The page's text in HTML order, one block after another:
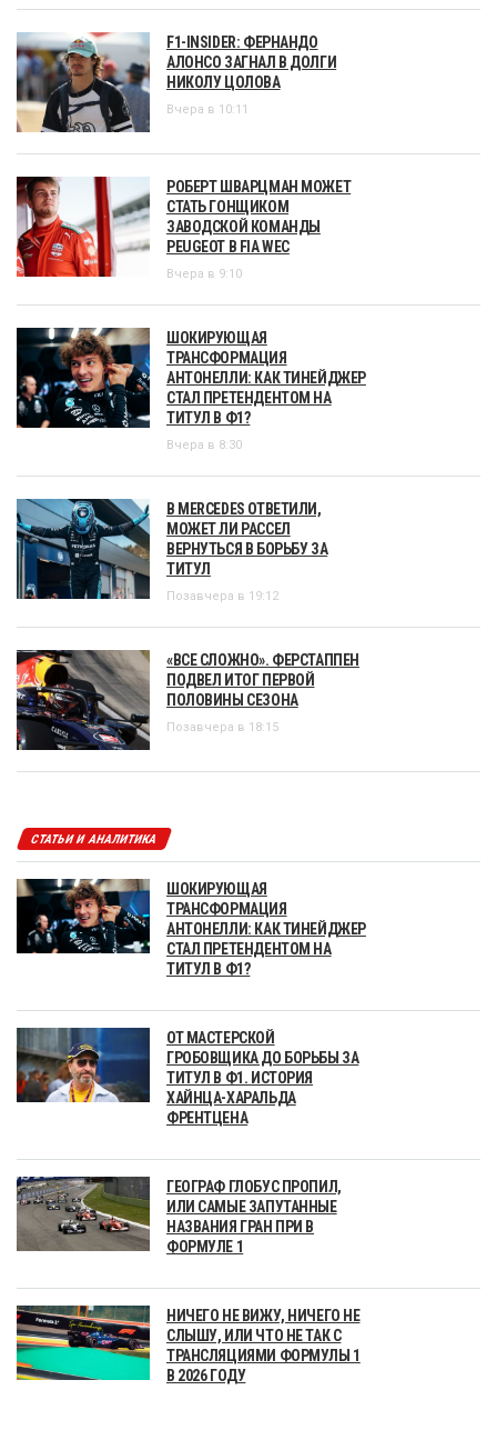
F1-INSIDER: ФЕРНАНДО
АЛОНСО ЗАГНАЛ В ДОЛГИ
НИКОЛУ ЦОЛОВА
Вчера в 10:11
РОБЕРТ ШВАРЦМАН МОЖЕТ
СТАТЬ ГОНЩИКОМ
ЗАВОДСКОЙ КОМАНДЫ
PEUGEOT В FIA WEC
Вчера в 9:10
ШОКИРУЮЩАЯ
ТРАНСФОРМАЦИЯ
АНТОНЕЛЛИ: КАК ТИНЕЙДЖЕР
СТАЛ ПРЕТЕНДЕНТОМ НА
ТИТУЛ В Ф1?
Вчера в 8:30
В MERCEDES ОТВЕТИЛИ,
МОЖЕТ ЛИ РАССЕЛ
ВЕРНУТЬСЯ В БОРЬБУ ЗА
ТИТУЛ
Позавчера в 19:12
«ВСЕ СЛОЖНО». ФЕРСТАППЕН
ПОДВЕЛ ИТОГ ПЕРВОЙ
ПОЛОВИНЫ СЕЗОНА
Позавчера в 18:15
СТАТЬИ И АНАЛИТИКА
ШОКИРУЮЩАЯ
ТРАНСФОРМАЦИЯ
АНТОНЕЛЛИ: КАК ТИНЕЙДЖЕР
СТАЛ ПРЕТЕНДЕНТОМ НА
ТИТУЛ В Ф1?
ОТ МАСТЕРСКОЙ
ГРОБОВЩИКА ДО БОРЬБЫ ЗА
ТИТУЛ В Ф1. ИСТОРИЯ
ХАЙНЦА-ХАРАЛЬДА
ФРЕНТЦЕНА
ГЕОГРАФ ГЛОБУС ПРОПИЛ,
ИЛИ САМЫЕ ЗАПУТАННЫЕ
НАЗВАНИЯ ГРАН ПРИ В
ФОРМУЛЕ 1
НИЧЕГО НЕ ВИЖУ, НИЧЕГО НЕ
СЛЫШУ, ИЛИ ЧТО НЕ ТАК С
ТРАНСЛЯЦИЯМИ ФОРМУЛЫ 1
В 2026 ГОДУ